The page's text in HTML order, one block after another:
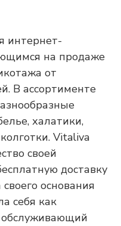
интернет-
на продаже
от
В ассортименте
халатики,
Vitaliva
своей
доставку
основания
себя как